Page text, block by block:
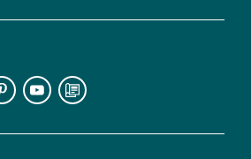
Para
información,
puedes